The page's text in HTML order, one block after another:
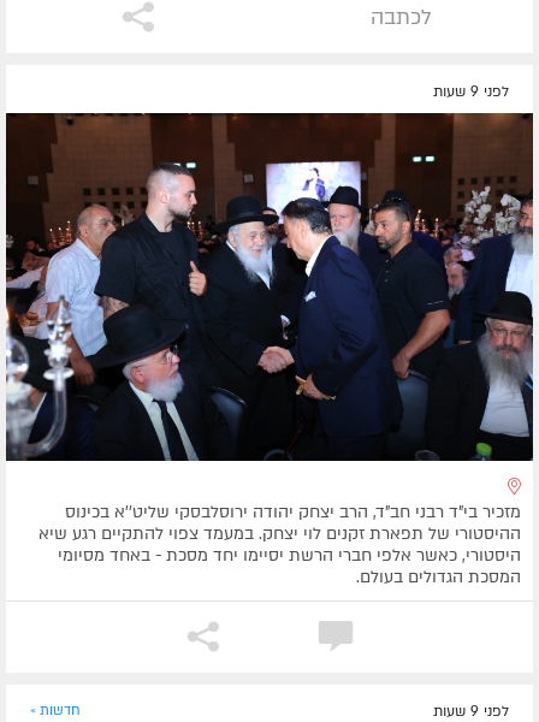
לכתבה
לפני 9 שעות
מזכיר בי"ד רבני חב"ד, הרב יצחק יהודה ירוסלבסקי שליט''א בכינוס
ההיסטורי של תפארת זקנים לוי יצחק. במעמד צפוי להתקיים רגע שיא
היסטורי, כאשר אלפי חברי הרשת יסיימו יחד מסכת - באחד מסיומי
המסכת הגדולים בעולם.
לפני 9 שעות חדשות »